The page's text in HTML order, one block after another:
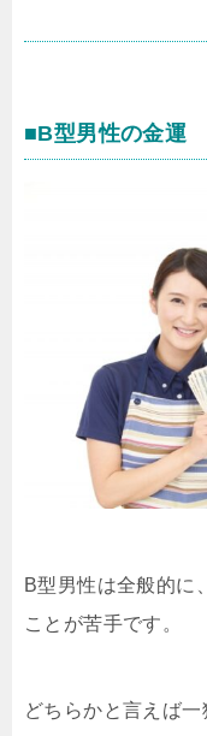
■B型男性の金運
B型男性は全般的に
ことが苦手です。
どちらかと言えば